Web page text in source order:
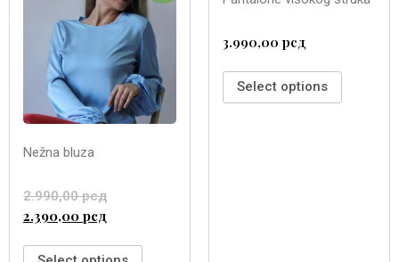
Nežna bluza
2.990,00рсд
2.390,00 рсд
3.990,00 рсд
Select options